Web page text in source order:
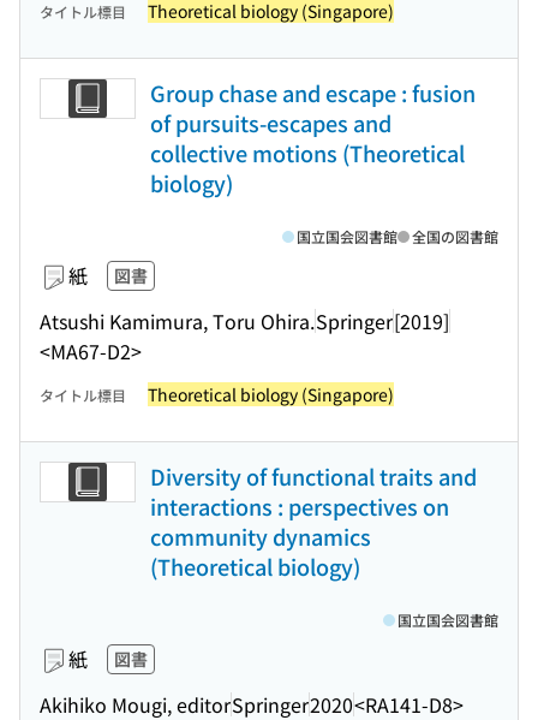
タイトル標目 Theoretical biology (Singapore)
Group chase and escape : fusion
of pursuits-escapes and
collective motions (Theoretical
biology)
紙 図書
Atsushi Kamimura, Toru Ohira.Springer[2019]
<MA67-D2>
国立国会図書館 全国の図書館
タイトル標目 Theoretical biology (Singapore)
Diversity of functional traits and
interactions : perspectives on
community dynamics
(Theoretical biology)
紙 図書
Akihiko Mougi, editorSpringer2020<RA141-D8>
国立国会図書館